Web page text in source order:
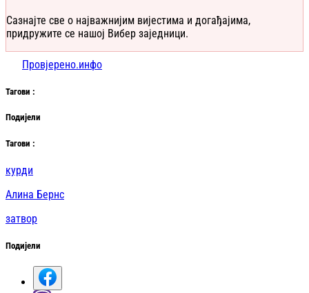
Сазнајте све о најважнијим вијестима и догађајима,
придружите се нашој Вибер заједници.
Провјерено.инфо
Тагови :
Подијели
Тагови :
курди
Алина Бернс
затвор
Подијели